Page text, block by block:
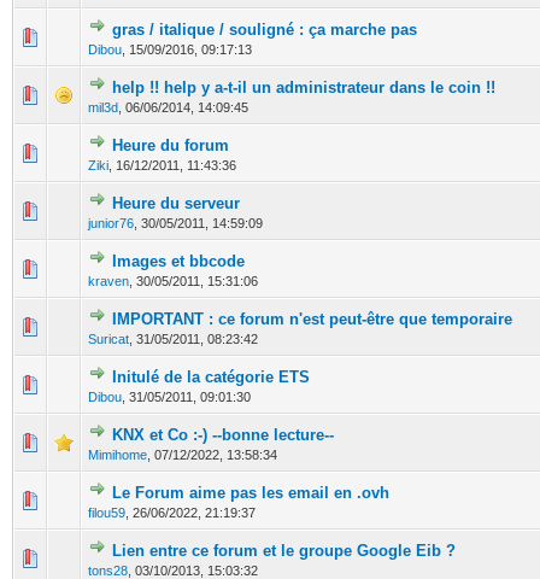
gras / italique / souligné : ça marche pas
Dibou 15/09/2016, 09:17:13
0 Votes - 0 sur 5 en moyenne
12345
help !! help y a-t-il un administrateur dans le coin !!
mil3d 06/06/2014, 14:09:45
0 Votes - 0 sur 5 en moyenne
12345
Heure du forum
Ziki 16/12/2011, 11:43:36
0 Votes - 0 sur 5 en moyenne
Heure du serveur
junior76 30/05/2011, 14:59:09
0 Votes - 0 sur 5 en moyenne
Images et bbcode
kraven 30/05/2011, 15:31:06
0 Votes - 0 sur 5 en moyenne
IMPORTANT : ce forum n'est peut-être que temporaire
Suricat 31/05/2011, 08:23:42
0 Votes - 0 sur 5 en moyenne
1234 5
Initulé de la catégorie ETS
Dibou 31/05/2011, 09:01:30
0 Votes - 0 sur 5 en moyenne
1 23 45
KNX et Co :-) --bonne lecture--
Mimihome 07/12/2022, 13:58:34
0 Votes - 0 sur 5 en moyenne
12345
Le Forum aime pas les email en .ovh
filou59 26/06/2022, 21:19:37
0 Votes - 0 sur 5 en moyenne
1 234 5
Lien entre ce forum et le groupe Google Eib ?
tons28 03/10/2013, 15:03:32
0 Votes - 0 sur 5 en moyenne
1 23 45